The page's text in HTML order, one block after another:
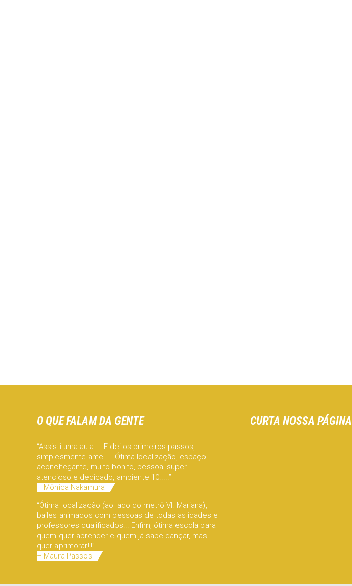
O QUE FALAM DA GENTE
“Assisti uma aula.... E dei os primeiros passos,
simplesmente amei.....Ótima localização, espaço
aconchegante, muito bonito, pessoal super
atencioso e dedicado, ambiente 10.....”
– Mônica Nakamura
“Ótima localização (ao lado do metrô Vl. Mariana),
bailes animados com pessoas de todas as idades e
professores qualificados... Enfim, ótima escola para
quem quer aprender e quem já sabe dançar, mas
quer aprimorar!!!”
– Maura Passos
CURTA NOSSA PÁGINA